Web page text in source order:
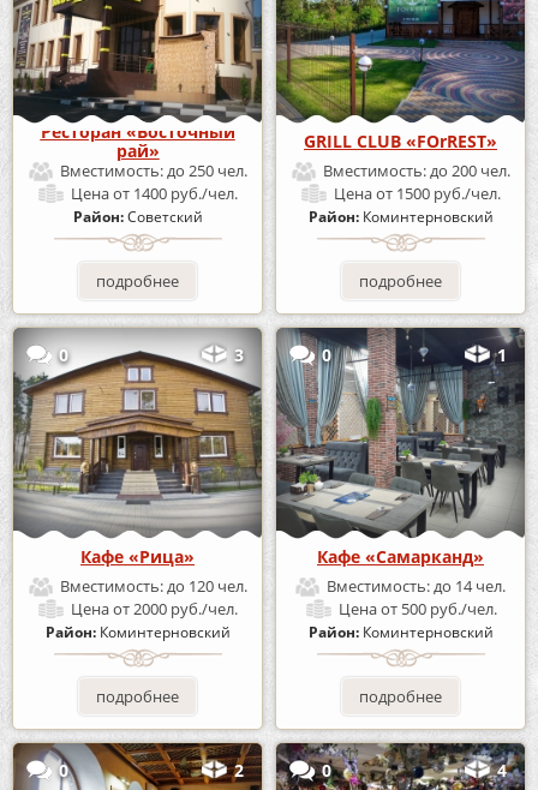
Ресторан «Восточный
рай»
Вместимость: до 250 чел.
Ценаот 1400 руб./чел.
Район:Советский
подробнее
GRILL CLUB «FOrREST»
Вместимость: до 200 чел.
Ценаот 1500 руб./чел.
Район: Коминтерновский
подробнее
0 3
Кафе «Рица»
Вместимость: до 120 чел.
Ценаот 2000 руб./чел.
Район: Коминтерновский
подробнее
0 1
Кафе «Самарканд»
Вместимость: до 14 чел.
Ценаот 500 руб./чел.
Район: Коминтерновский
подробнее
0 2 0 4